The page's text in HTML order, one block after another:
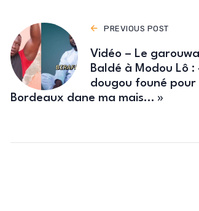
PREVIOUS POST
Vidéo – Le
Baldé à Modou Lô :
dougou founé pour
Bordeaux dane ma mais… »